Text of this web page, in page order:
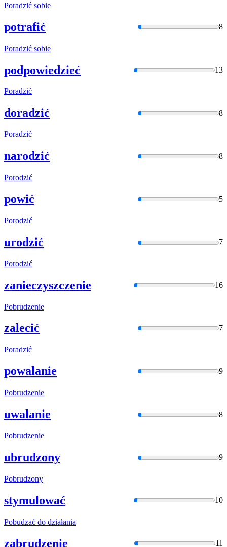
Poradzić sobie
potrafić 8
Poradzić sobie
podpowiedzieć 13
Poradzić
doradzić 8
Poradzić
narodzić 8
Porodzić
powić 5
Porodzić
urodzić 7
Porodzić
zanieczyszczenie 16
Pobrudzenie
zalecić 7
Poradzić
powalanie 9
Pobrudzenie
uwalanie 8
Pobrudzenie
ubrudzony 9
Pobrudzony
stymulować 10
Pobudzać do działania
zabrudzenie 11